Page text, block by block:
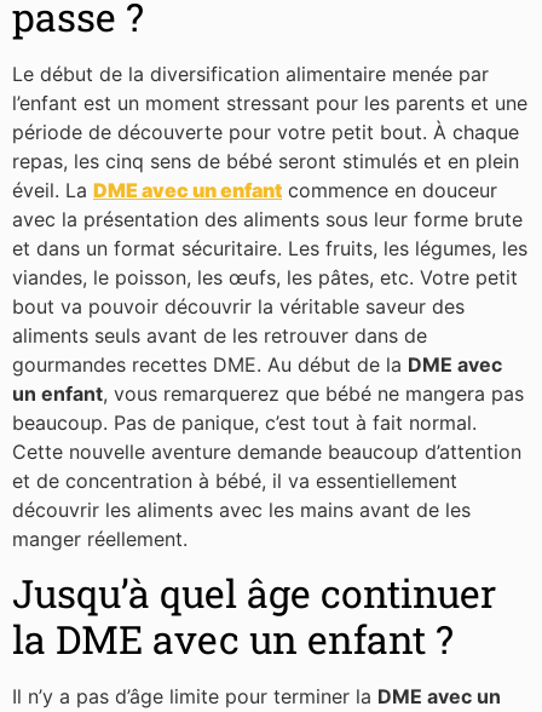
passe ?
Le début de la diversification alimentaire menée par
l’enfant est un moment stressant pour les parents et une
période de découverte pour votre petit bout. À chaque
repas, les cinq sens de bébé seront stimulés et en plein
éveil. La DME avec un enfant commence en douceur
avec la présentation des aliments sous leur forme brute
et dans un format sécuritaire. Les fruits, les légumes, les
viandes, le poisson, les œufs, les pâtes, etc. Votre petit
bout va pouvoir découvrir la véritable saveur des
aliments seuls avant de les retrouver dans de
gourmandes recettes DME. Au début de la DME avec
un enfant, vous remarquerez que bébé ne mangera pas
beaucoup. Pas de panique, c’est tout à fait normal.
Cette nouvelle aventure demande beaucoup d’attention
et de concentration à bébé, il va essentiellement
découvrir les aliments avec les mains avant de les
manger réellement.
Jusqu’à quel âge continuer
la DME avec un enfant ?
Il n’y a pas d’âge limite pour terminer la DME avec un